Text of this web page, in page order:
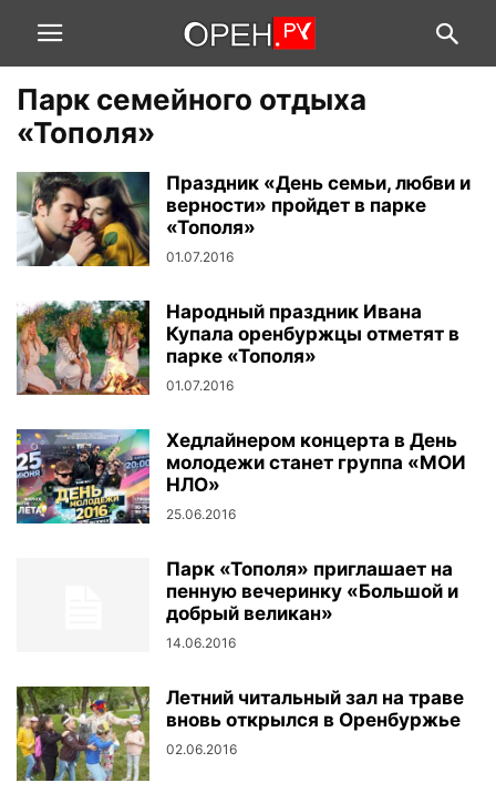
Парк семейного отдыха
«Тополя»
Праздник «День семьи, любви и
верности» пройдет в парке
«Тополя»
01.07.2016
Народный праздник Ивана
Купала оренбуржцы отметят в
парке «Тополя»
01.07.2016
Хедлайнером концерта в День
молодежи станет группа «МОИ
НЛО»
25.06.2016
Парк «Тополя» приглашает на
пенную вечеринку «Большой и
добрый великан»
14.06.2016
Летний читальный зал на траве
вновь открылся в Оренбуржье
02.06.2016